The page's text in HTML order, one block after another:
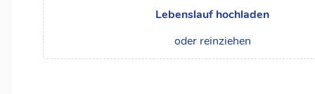
Lebenslauf hochladen
oder reinziehen